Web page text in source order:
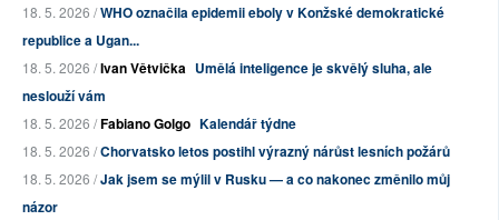
18. 5. 2026 /WHO označila epidemii eboly v Konžské demokratické
republice a Ugan...
18. 5. 2026 /Ivan Větvička Umělá inteligence je skvělý sluha, ale
neslouží vám
18. 5. 2026 /Fabiano Golgo Kalendář týdne
18. 5. 2026 /Chorvatsko letos postihl výrazný nárůst lesních požárů
18. 5. 2026 /Jak jsem se mýlil v Rusku — a co nakonec změnilo můj
názor